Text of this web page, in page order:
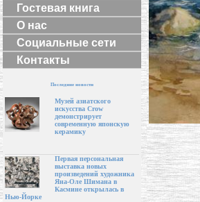
Гостевая книга
О нас
Социальные сети
Контакты
Последние новости
Музей азиатского
искусства Crow
демонстрирует
современную японскую
керамику
Первая персональная
выставка новых
произведений художника
Яна-Оле Шимана в
Касмине открылась в
Нью-Йорке